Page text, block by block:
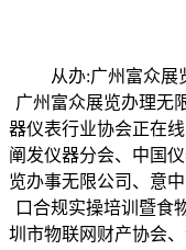
从办:广州富众展览
广州富众展览办理无
器仪表行业协会正在
阐发仪器分会、中国
览办事无限公司、意
口合规实操培训暨食
圳市物联网财产协会